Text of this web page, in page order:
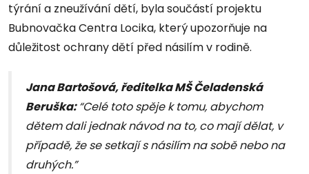
týrání a zneužívání dětí, byla součástí projektu
Bubnovačka Centra Locika, který upozorňuje na
důležitost ochrany dětí před násilím v rodině.
Jana Bartošová, ředitelka MŠ Čeladenská
Beruška:“Celé toto spěje k tomu, abychom
dětem dali jednak návod na to, co mají dělat, v
případě, že se setkají s násilím na sobě nebo na
druhých.”